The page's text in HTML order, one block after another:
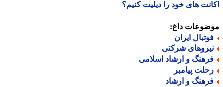
های خود را دیلیت کنیم؟
داغ:
ایران
شرکتی
و ارشاد اسلامی
پیامبر
و ارشاد